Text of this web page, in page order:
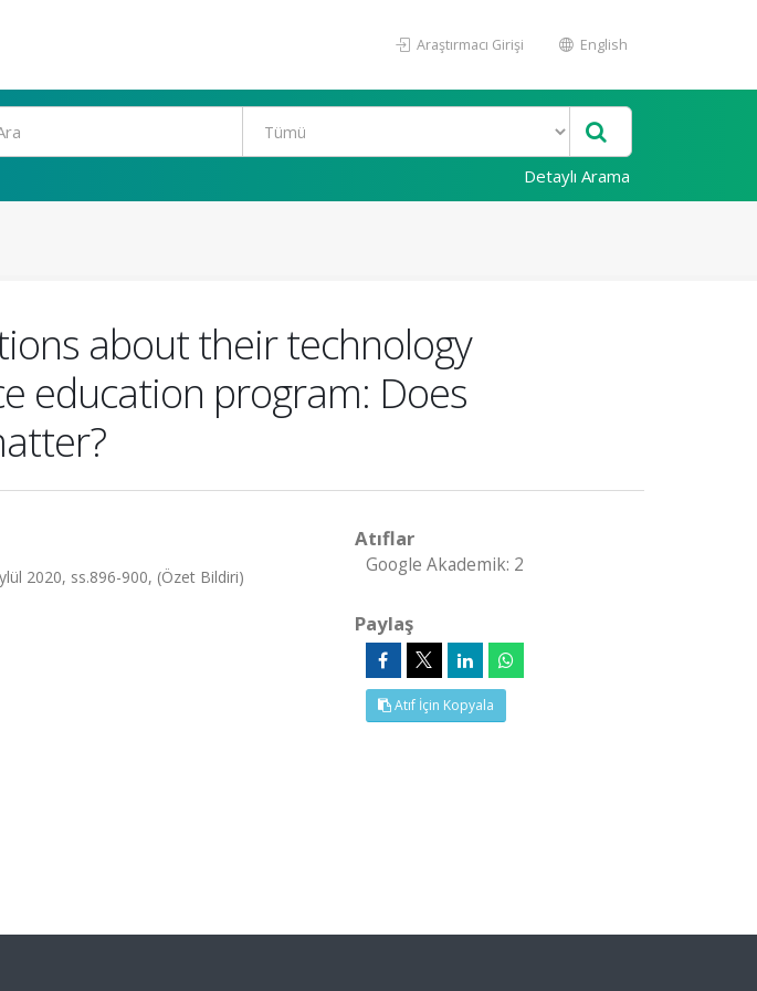
Araştırmacı Girişi English
Detaylı Arama
about their technology
education program: Does
2020, ss.896-900, (Özet Bildiri)
Atıflar
Google Akademik: 2
Paylaş
Atıf İçin Kopyala